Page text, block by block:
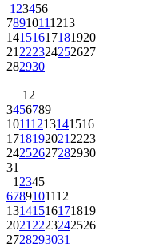
1 23456
78910111213
14151617181920
21 222324252627
282930
1 2
3456789
10111213141516
1718192021 2223
24252627282930
31
1 2345
6789101112
13141516171819
2021 2223242526
2728293031